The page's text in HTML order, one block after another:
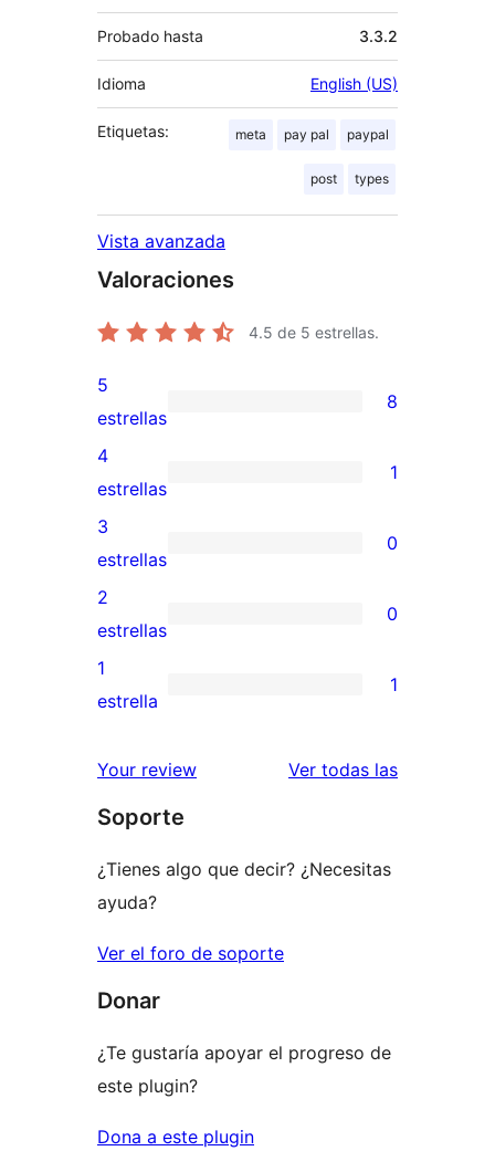
Probado hasta 3.3.2
Idioma English (US)
Etiquetas: meta pay pal paypal
post types
Vista avanzada
Valoraciones
4.5 de 5 estrellas.
8
valoraciones
de
5
estrellas
5
estrellas
8
1
valoración
de
4
estrellas
4
estrellas
1
0
valoraciones
de
3
estrellas
3
estrellas
0
0
valoraciones
de
estrellas
2
estrellas
0
1
de
estrellas
1
estrella
1
Your review Ver todas las
Soporte
¿Tienes algo que decir? ¿Necesitas
ayuda?
Ver el foro de soporte
Donar
¿Te gustaría apoyar el progreso de
este plugin?
Dona a este plugin